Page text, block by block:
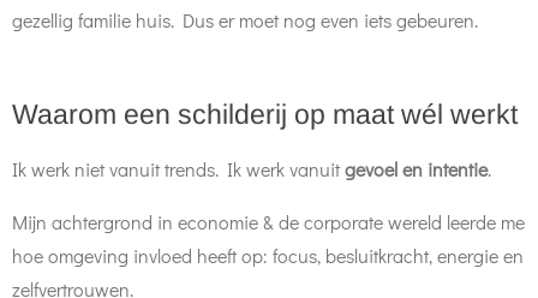
gezellig familie huis. Dus er moet nog even iets gebeuren.
Waarom een schilderij op maat wél werkt
Ik werk niet vanuit trends. Ik werk vanuitgevoel en intentie.
Mijn achtergrond in economie & de corporate wereld leerde me
hoe omgeving invloed heeft op: focus, besluitkracht, energie en
zelfvertrouwen.